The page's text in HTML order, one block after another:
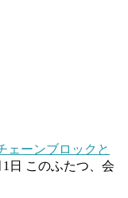
ェーンブロックと
日 このふたつ、会